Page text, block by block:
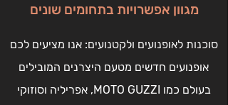
מגוון אפשרויות בתחומים שונים
סוכנות לאופנועים ולקטנועים: אנו מציעים לכם
אופנועים חדשים מטעם היצרנים המובילים
בעולם כמו MOTO GUZZI, אפריליה וסוזוקי